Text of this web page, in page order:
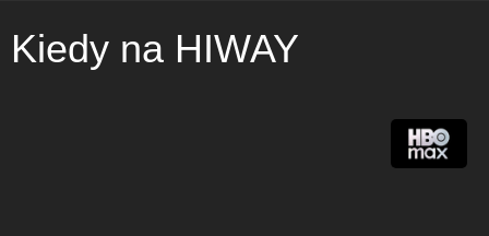
Kiedy na HIWAY